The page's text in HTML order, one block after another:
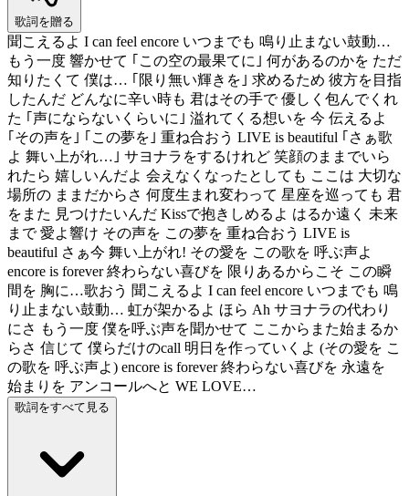
歌詞を贈る
聞こえるよ I can feel encore いつまでも 鳴り止まない鼓動…
もう一度 響かせて ｢この空の最果てに｣ 何があるのかを ただ
知りたくて 僕は… ｢限り無い輝きを｣ 求めるため 彼方を目指
したんだ どんなに辛い時も 君はその手で 優しく包んでくれ
た ｢声にならないくらいに｣ 溢れてくる想いを 今 伝えるよ
｢その声を｣ ｢この夢を｣ 重ね合おう LIVE is beautiful ｢さぁ歌
よ 舞い上がれ…｣ サヨナラをするけれど 笑顔のままでいら
れたら 嬉しいんだよ 会えなくなったとしても ここは 大切な
場所の ままだからさ 何度生まれ変わって 星座を巡っても 君
をまた 見つけたいんだ Kissで抱きしめるよ はるか遠く 未来
まで 愛よ響け その声を この夢を 重ね合おう LIVE is
beautiful さぁ今 舞い上がれ! その愛を この歌を 呼ぶ声よ
encore is forever 終わらない喜びを 限りあるからこそ この瞬
間を 胸に…歌おう 聞こえるよ I can feel encore いつまでも 鳴
り止まない鼓動… 虹が架かるよ ほら Ah サヨナラの代わり
にさ もう一度 僕を呼ぶ声を聞かせて ここからまた始まるか
らさ 信じて 僕らだけのcall 明日を作っていくよ (その愛を こ
の歌を 呼ぶ声よ) encore is forever 終わらない喜びを 永遠を
始まりを アンコールへと WE LOVE…
歌詞をすべて見る